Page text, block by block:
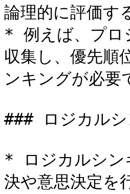
論理的に評価す
* 例えば、プロ
収集し、優先順
ンキングが必要
### ロジカルシ
* ロジカルシン
決や意思決定を